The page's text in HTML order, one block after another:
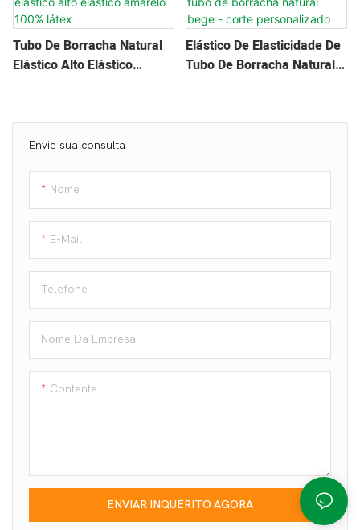
Envie sua consulta
Nome
E-Mail
Telefone
Nome Da Empresa
Contente
ENVIAR INQUÉRITO AGORA
Tubo De Borracha Natural
Elástico Alto Elástico
Elástico De Elasticidade De
Tubo De Borracha Natural